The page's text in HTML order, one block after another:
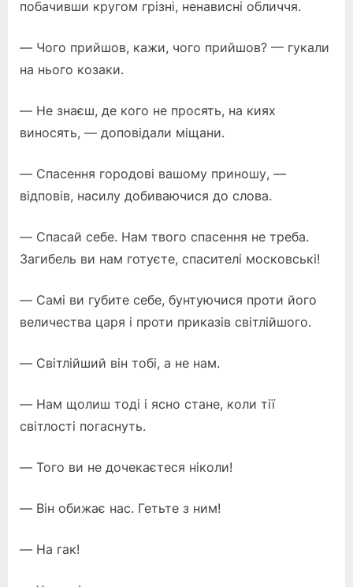
побачивши кругом грізні, ненависні обличчя.
— Чого прийшов, кажи, чого прийшов? — гукали
на нього козаки.
— Не знаєш, де кого не просять, на киях
виносять, — доповідали міщани.
— Спасення городові вашому приношу, —
відповів, насилу добиваючися до слова.
— Спасай себе. Нам твого спасення не треба.
Загибель ви нам готуєте, спасителі московські!
— Самі ви губите себе, бунтуючися проти його
величества царя і проти приказів світлійшого.
— Світлійший він тобі, а не нам.
— Нам щолиш тоді і ясно стане, коли тії
світлості погаснуть.
— Того ви не дочекаєтеся ніколи!
— Він обижає нас. Гетьте з ним!
— На гак!